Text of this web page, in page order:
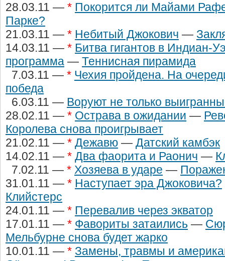
28.03.11 — * Покорится ли Майами
Парке?
21.03.11 — * Небитый Джокович —
14.03.11 — * Битва гигантов в Индиан-
программа — Теннисная пирамида
7.03.11 — * Чехия пройдена. На
победа
6.03.11 — Воруют не только
28.02.11 — * Острава в ожидании —
Королева снова проигрывает
21.02.11 — * Дежавю — Датский камбэк
14.02.11 — * Два фаорита и Раонич —
7.02.11 — * Хозяева в ударе —
31.01.11 — * Наступает эра Джоковича?
Клийстерс
24.01.11 — * Перевалив через экватор
17.01.11 — * Фавориты затаились —
Мельбурне снова будет жарко
10.01.11 — * Замены, травмы и